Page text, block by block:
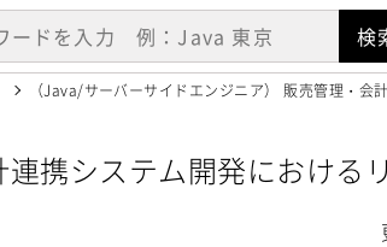
（Java/サーバーサイドエンジニア） 販売管理・
携システム開発における